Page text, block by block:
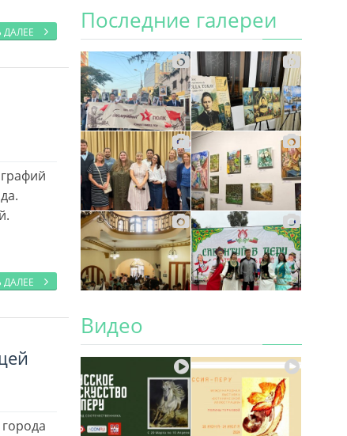
ДАЛЕЕ
ДАЛЕЕ
Последние галереи
Видео